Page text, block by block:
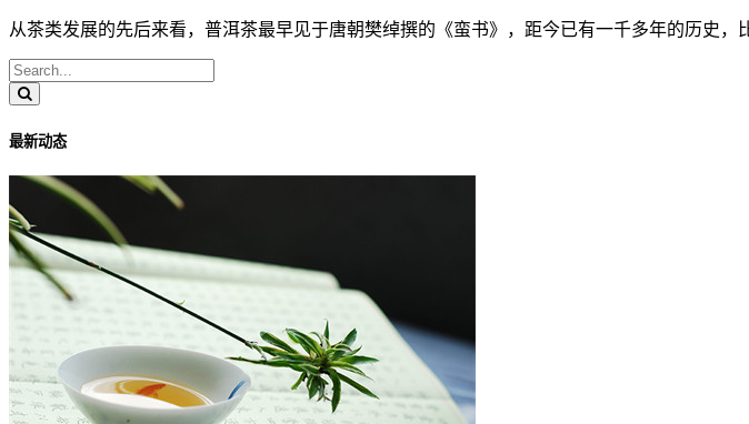
从茶类发展的先后来看，普洱茶最早见于唐朝樊绰撰的《蛮书》，距今已有一千多年的历史
最新动态